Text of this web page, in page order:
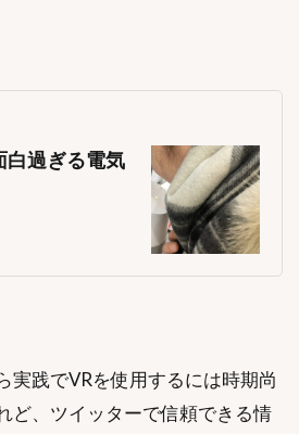
白過ぎる電気
実践でVRを使用するには時期尚
ど、ツイッターで信頼できる情